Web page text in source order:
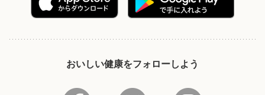
おいしい健康をフォローしよう